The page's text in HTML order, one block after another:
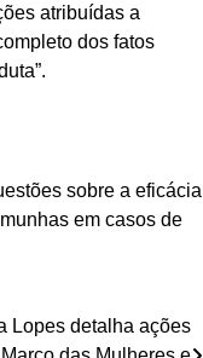
atribuídas a
dos fatos
sobre a eficácia
em casos de
Lopes detalha ações